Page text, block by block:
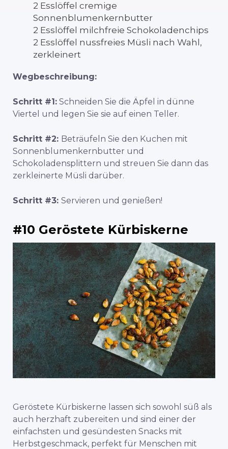
2 Esslöffel cremige
Sonnenblumenkernbutter
2 Esslöffel milchfreie Schokoladenchips
2 Esslöffel nussfreies Müsli nach Wahl,
zerkleinert
Wegbeschreibung:
Schritt #1: Schneiden Sie die Äpfel in dünne
Viertel und legen Sie sie auf einen Teller.
Schritt #2: Beträufeln Sie den Kuchen mit
Sonnenblumenkernbutter und
Schokoladensplittern und streuen Sie dann das
zerkleinerte Müsli darüber.
Schritt #3: Servieren und genießen!
#10 Geröstete Kürbiskerne
Geröstete Kürbiskerne lassen sich sowohl süß als
auch herzhaft zubereiten und sind einer der
einfachsten und gesündesten Snacks mit
Herbstgeschmack, perfekt für Menschen mit